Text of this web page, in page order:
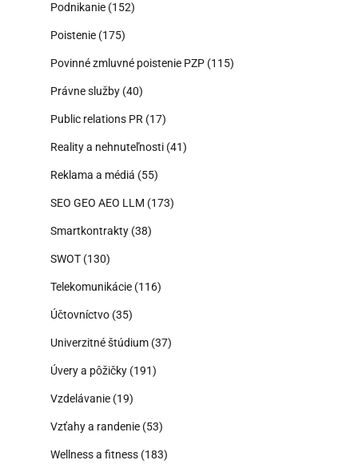
Podnikanie (152)
Poistenie (175)
Povinné zmluvné poistenie PZP (115)
Právne služby (40)
Public relations PR (17)
Reality a nehnuteľnosti (41)
Reklama a médiá (55)
SEO GEO AEO LLM (173)
Smartkontrakty (38)
SWOT (130)
Telekomunikácie (116)
Účtovníctvo (35)
Univerzitné štúdium (37)
Úvery a pôžičky (191)
Vzdelávanie (19)
Vzťahy a randenie (53)
Wellness a fitness (183)